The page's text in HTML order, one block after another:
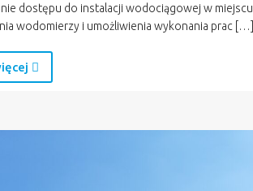
dostępu do instalacji wodociągowej w miejscu
wodomierzy i umożliwienia wykonania prac […]